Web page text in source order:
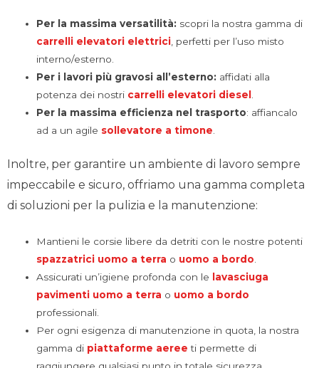
Per la massima versatilità: scopri la nostra gamma di
carrelli elevatori elettrici , perfetti per l’uso misto
interno/esterno.
Per i lavori più gravosi all’esterno: affidati alla
potenza dei nostri carrelli elevatori diesel
Per la massima efficienza nel trasporto: affiancalo
ad a un agile sollevatore a timone
Inoltre, per garantire un ambiente di lavoro sempre
impeccabile e sicuro, offriamo una gamma completa
di soluzioni per la pulizia e la manutenzione:
Mantieni le corsie libere da detriti con le nostre potenti
spazzatrici uomo a terra o uomo a bordo
Assicurati un’igiene profonda con le
lavasciuga
pavimenti uomo a terra o uomo a bordo
professionali.
Per ogni esigenza di manutenzione in quota, la nostra
gamma di piattaforme aeree ti permette di